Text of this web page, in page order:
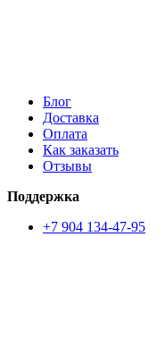
Блог
Доставка
Оплата
Как заказать
Отзывы
Поддержка
+7 904 134-47-95